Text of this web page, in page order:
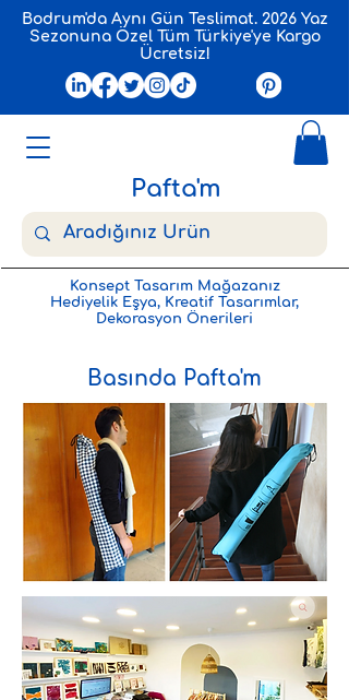
Pafta'm
Bodrum'da Aynı Gün Teslimat. 2026 Yaz
Sezonuna Özel Tüm Türkiye'ye Kargo
Ücretsiz!
Konsept Tasarım Mağazanız
Hediyelik Eşya, Kreatif Tasarımlar,
Dekorasyon Önerileri
Basında Pafta'm